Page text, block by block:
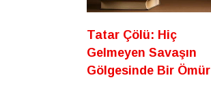
Tatar Çölü: Hiç
Gelmeyen Savaşın
Gölgesinde Bir Ömür